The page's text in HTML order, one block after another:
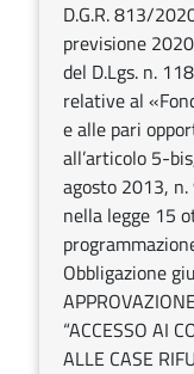
D.G.R. 813/
previsione
del D.Lgs. n.
relative al
e alle pari
all’articolo 5-
agosto 2013,
nella legge 15
Obbligazione
“ACCESSO AI
ALLE CASE